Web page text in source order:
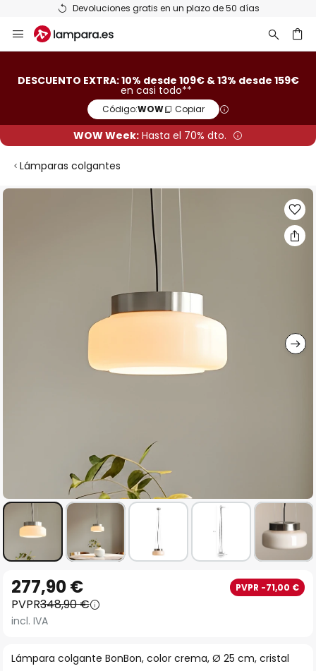
Devoluciones gratis en un plazo de 50 días
al
DESCUENTO EXTRA: 10% desde 109€ & 13% desde 159€
en casi todo**
Código:WOW Copiar
WOW Week: Hasta el 70% dto.
Lámparas colgantes
Saltar
comienzo
de
galería
Lámpara colgante BonBon, color crema, Ø 25 cm, cristal
277,90 € PVPR -71,00 €
PVPR348,90 €
incl. IVA